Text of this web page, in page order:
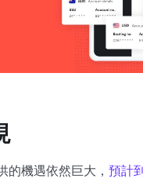
機遇依然巨大， 預計